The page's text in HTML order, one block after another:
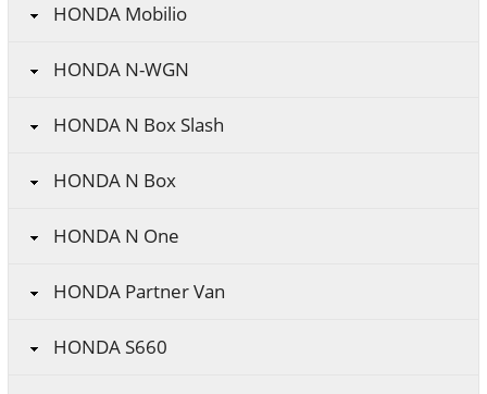
HONDA Mobilio
HONDA N-WGN
HONDA N Box Slash
HONDA N Box
HONDA N One
HONDA Partner Van
HONDA S660